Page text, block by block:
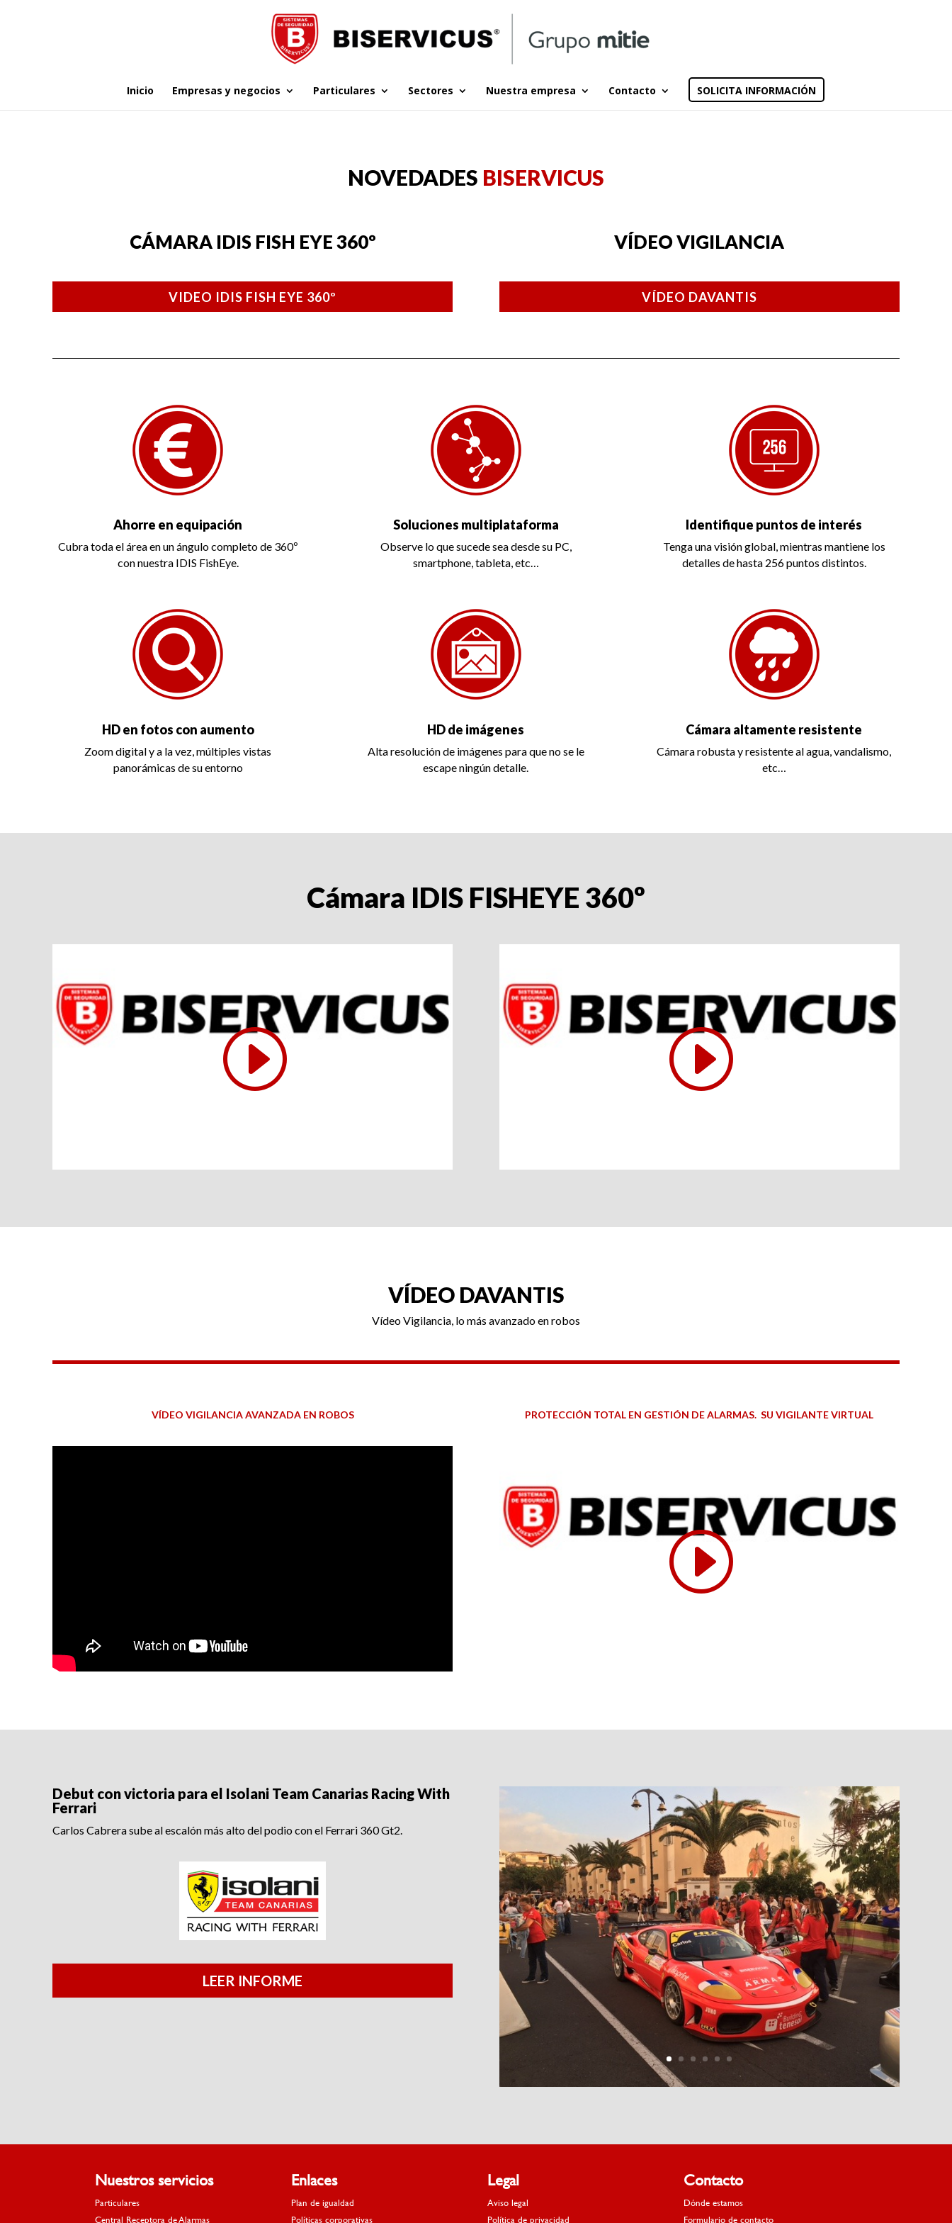
Inicio Empresas y negocios Particulares Sectores Nuestra empresa Contacto SOLICITA INFORMACIÓN
NOVEDADES BISERVICUS
CÁMARA IDIS FISH EYE 360º
VIDEO IDIS FISH EYE 360º
VÍDEO VIGILANCIA
VÍDEO DAVANTIS
Ahorre en equipación
Cubra toda el área en un ángulo completo de 360º
con nuestra IDIS FishEye.
Soluciones multiplataforma
Observe lo que sucede sea desde su PC,
smartphone, tableta, etc…
Identifique puntos de interés
Tenga una visión global, mientras mantiene los
detalles de hasta 256 puntos distintos.
HD en fotos con aumento
Zoom digital y a la vez, múltiples vistas
panorámicas de su entorno
HD de imágenes
Alta resolución de imágenes para que no se le
escape ningún detalle.
Cámara altamente resistente
Cámara robusta y resistente al agua, vandalismo,
etc…
Cámara IDIS FISHEYE 360º
VÍDEO DAVANTIS
Vídeo Vigilancia, lo más avanzado en robos
VÍDEO VIGILANCIA AVANZADA EN ROBOS PROTECCIÓN TOTAL EN GESTIÓN DE ALARMAS. SU VIGILANTE VIRTUAL
Debut con victoria para el Isolani Team Canarias Racing With
Ferrari
Carlos Cabrera sube al escalón más alto del podio con el Ferrari 360 Gt2.
LEER INFORME
Nuestros servicios
Particulares
Central Receptora de Alarmas
Enlaces
Plan de igualdad
Políticas corporativas
Legal
Aviso legal
Política de privacidad
Contacto
Dónde estamos
Formulario de contacto